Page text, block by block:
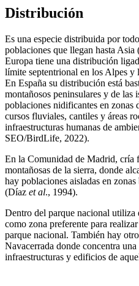
Distribución
Es una especie distribuida por
poblaciones que llegan hasta
Europa tiene una distribución
límite septentrional en los Alpes y
En España su distribución está
montañosos peninsulares y de las
poblaciones nidificantes en zonas
cursos fluviales, cantiles y áreas
infraestructuras humanas de
SEO/BirdLife, 2022).
En la Comunidad de Madrid, cría
montañosas de la sierra, donde
hay poblaciones aisladas en
(Díaz et al., 1994).
Dentro del parque nacional utiliza
como zona preferente para
parque nacional. También hay
Navacerrada donde concentra
infraestructuras y edificios de